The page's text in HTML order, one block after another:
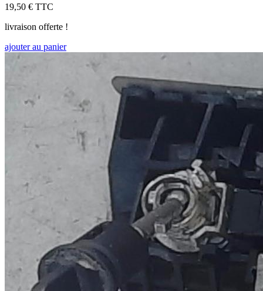
19,50 € TTC
livraison offerte !
ajouter au panier